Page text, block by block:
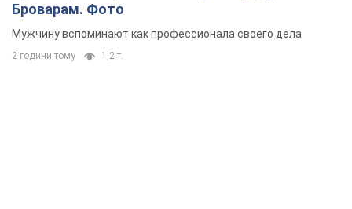
Броварам. Фото
Мужчину вспоминают как профессионала своего дела
2 години тому 1,2 т.